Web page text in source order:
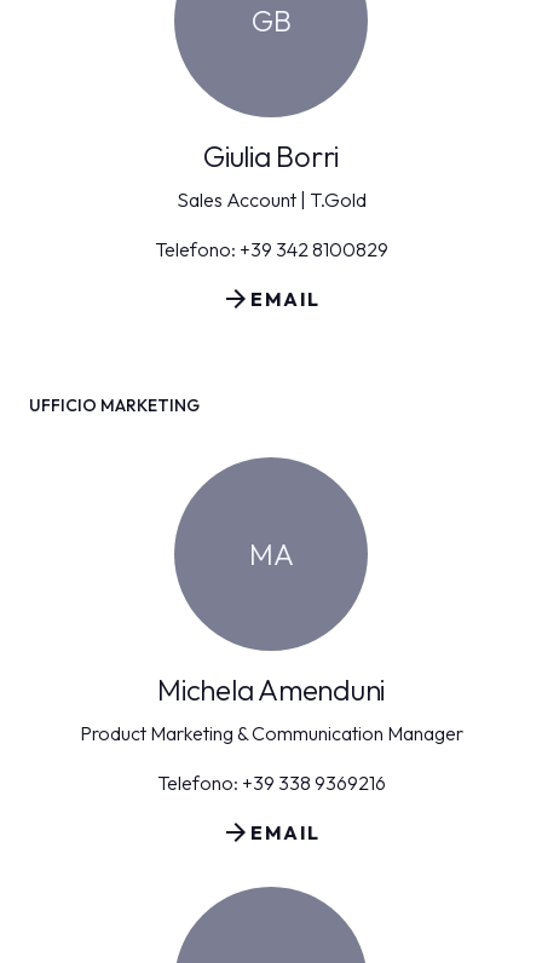
GB
Giulia Borri
Sales Account | T.Gold
Telefono: +39 342 8100829
EMAIL
arrow_forward
UFFICIO MARKETING
MA
Michela Amenduni
Product Marketing & Communication Manager
Telefono: +39 338 9369216
EMAIL
arrow_forward